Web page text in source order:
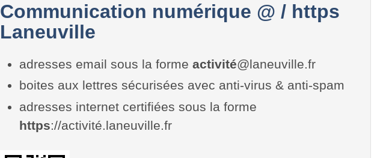
Communication numérique @ / https
Laneuville
adresses email sous la forme activité@laneuville.fr
boites aux lettres sécurisées avec anti-virus & anti-spam
adresses internet certifiées sous la forme
https://activité.laneuville.fr